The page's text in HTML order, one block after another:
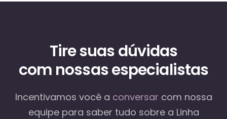
Tire suas dúvidas
com nossas especialistas
Incentivamos você a conversar com nossa
equipepara saber tudo sobre a Linha